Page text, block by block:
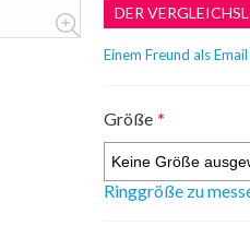
Größe *
Ringgröße zu